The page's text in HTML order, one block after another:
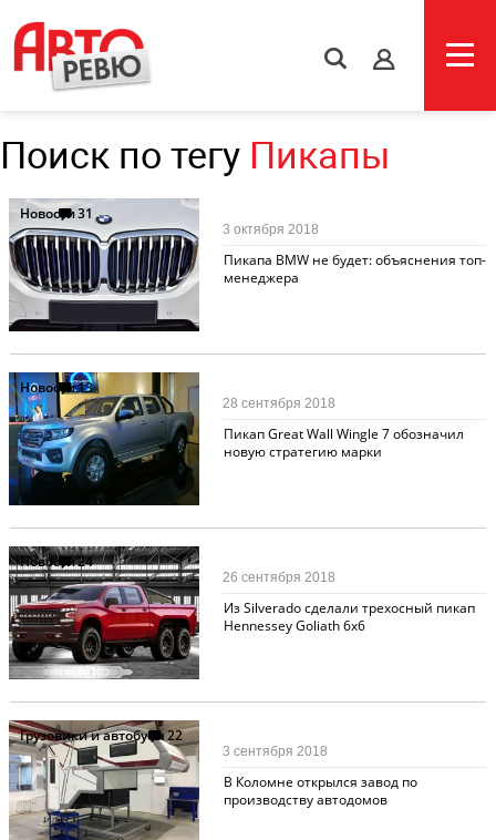
s
Поиск по тегу Пикапы
Новости31
Пикапа BMW не будет: объяснения топ-
менеджера
3 октября 2018
Новости13
Пикап Great Wall Wingle 7 обозначил
новую стратегию марки
28 сентября 2018
Новости24
Из Silverado сделали трехосный пикап
Hennessey Goliath 6x6
26 сентября 2018
Грузовики и автобусы22
В Коломне открылся завод по
производству автодомов
3 сентября 2018